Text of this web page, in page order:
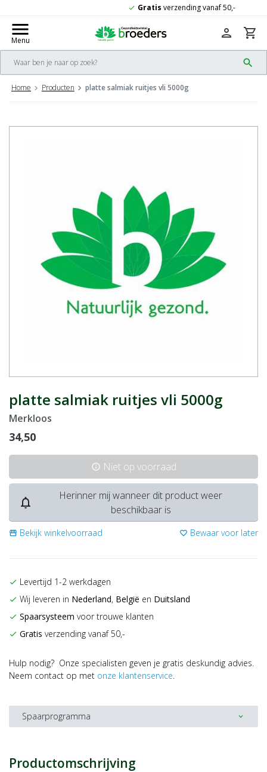
verzending vanaf 50,-
menu
Menu
search
person shopping_cart
Home Producten platte salmiak ruitjes vli 5000g
platte salmiak ruitjes vli 5000g
Merkloos
34,50
info Niet op voorraad
notifications_none
Herinner mij wanneer dit product weer
beschikbaar is
storefront Bekijk winkelvoorraad favorite_border Bewaar voor later
check Levertijd 1-2 werkdagen
check Wij leveren in Nederland, België en Duitsland
check Spaarsysteem voor trouwe klanten
check Gratis verzending vanaf 50,-
Hulp nodig? Onze specialisten geven je gratis deskundig advies.
Neem contact op met onze klantenservice.
Spaarprogramma expand_more
Productomschrijving